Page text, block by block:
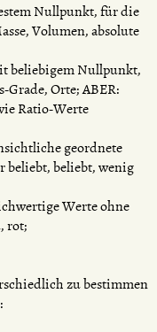
Nullpunkt, für die
Volumen, absolute
beliebigem Nullpunkt,
Grade, Orte; ABER:
Ratio-Werte
geordnete
beliebt, beliebt, wenig
Werte ohne
rot;
zu bestimmen